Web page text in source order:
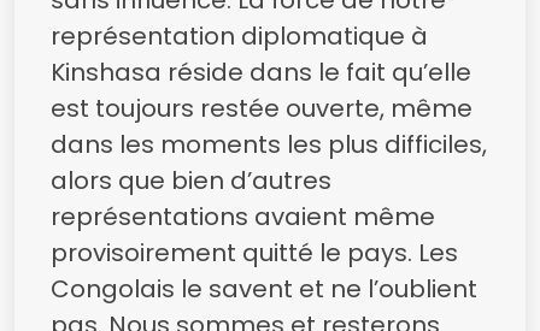
représentation diplomatique à
Kinshasa réside dans le fait qu’elle
est toujours restée ouverte, même
dans les moments les plus difficiles,
alors que bien d’autres
représentations avaient même
provisoirement quitté le pays. Les
Congolais le savent et ne l’oublient